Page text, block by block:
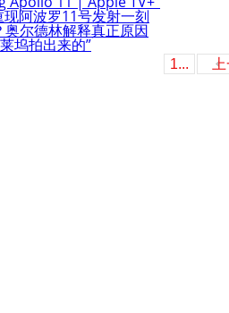
阿波罗11号发射一刻
尔德林解释真正原因
坞拍出来的”
1...